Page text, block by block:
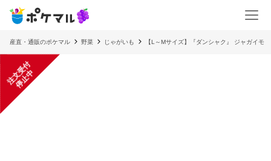
産直・通販のポケマル 野菜 じゃがいも 【L～Mサイズ】『ダンシャク』 ジャガイモ
注
文
受
付
停
止
中